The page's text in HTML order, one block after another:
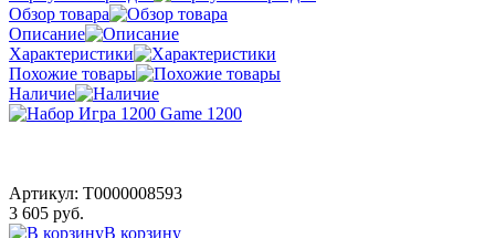
Обзор товара
Описание
Характеристики
Похожие товары
Наличие
Артикул: T0000008593
3 605 руб.
В корзину